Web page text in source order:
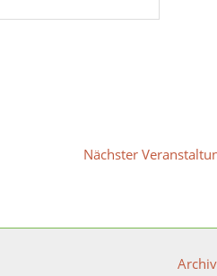
Nächster
Archiv